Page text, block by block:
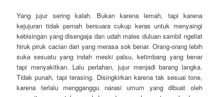
Yang jujur sering kalah. Bukan karena lemah, tapi karena
kejujuran tidak pernah bersuara cukup keras untuk menyaingi
kebisingan yang disengaja dan udah males duluan sambil ngeliat
hiruk piruk cacian dari yang merasa sok benar. Orang-orang lebih
suka sesuatu yang indah meski palsu, ketimbang yang benar
tapi menyakitkan. Lalu perlahan, jujur menjadi barang langka.
Tidak punah, tapi terasing. Disingkirkan karena tak sesuai tone,
karena terlalu mengganggu narasi umum yang dibuat oleh